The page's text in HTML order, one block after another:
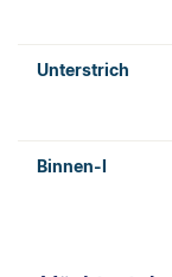
Unterstrich
Binnen-I